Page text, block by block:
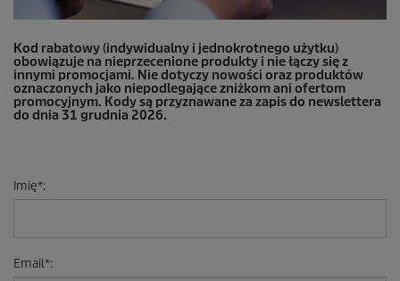
Kod rabatowy (indywidualny i jednokrotnego użytku)
obowiązuje na nieprzecenione produkty i nie łączy się z
innymi promocjami. Nie dotyczy nowości oraz produktów
oznaczonych jako niepodlegające zniżkom ani ofertom
promocyjnym. Kody są przyznawane za zapis do newslettera
do dnia 31 grudnia 2026.
Imię*:
Email*: